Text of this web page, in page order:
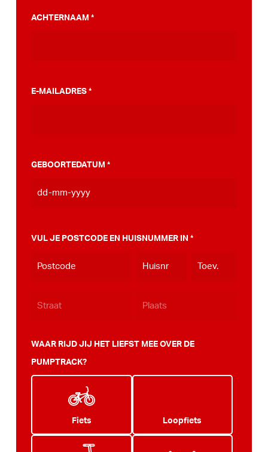
ACHTERNAAM *
E-MAILADRES *
GEBOORTEDATUM *
MM
JJJJ
VUL JE POSTCODE EN HUISNUMMER IN *
WAAR RIJD JIJ HET LIEFST MEE OVER DE
PUMPTRACK?
Fiets Loopfiets